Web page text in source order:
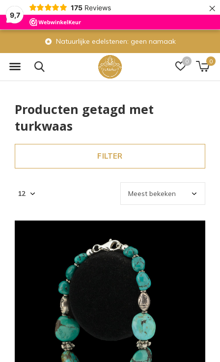
9,7
175 Reviews ×
0 0
Natuurlijke edelstenen: geen namaak
Producten getagd met
turkwaas
FILTER